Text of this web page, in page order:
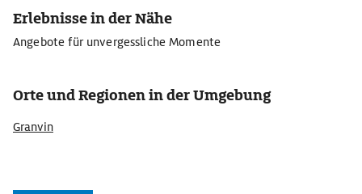
Erlebnisse in der Nähe
Angebote für unvergessliche Momente
Orte und Regionen in der Umgebung
Granvin